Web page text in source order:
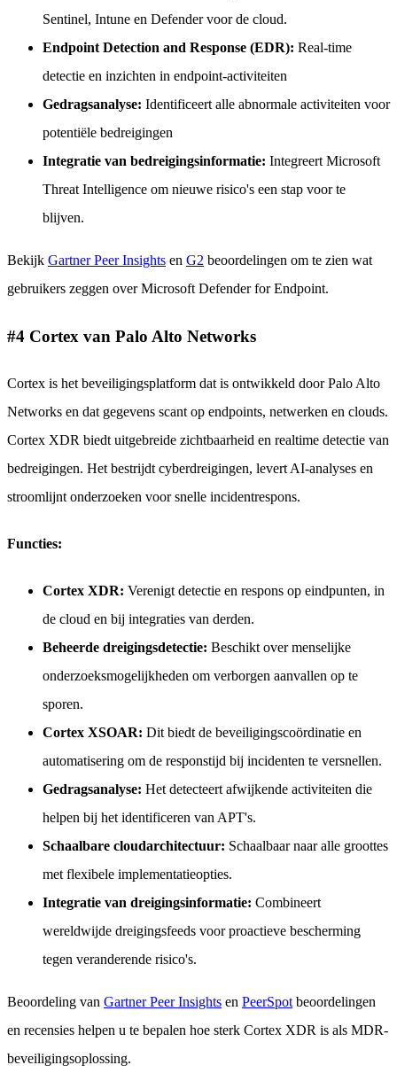
Sentinel, Intune en Defender voor de cloud.
Endpoint Detection and Response (EDR): Real-time
detectie en inzichten in endpoint-activiteiten
Gedragsanalyse: Identificeert alle abnormale activiteiten voor
potentiële bedreigingen
Integratie van bedreigingsinformatie: Integreert Microsoft
Threat Intelligence om nieuwe risico's een stap voor te
blijven.
Bekijk Gartner Peer Insights en G2 beoordelingen om te zien wat
gebruikers zeggen over Microsoft Defender for Endpoint.
#4 Cortex van Palo Alto Networks
Cortex is het beveiligingsplatform dat is ontwikkeld door Palo Alto
Networks en dat gegevens scant op endpoints, netwerken en clouds.
Cortex XDR biedt uitgebreide zichtbaarheid en realtime detectie van
bedreigingen. Het bestrijdt cyberdreigingen, levert AI-analyses en
stroomlijnt onderzoeken voor snelle incidentrespons.
Functies:
Cortex XDR: Verenigt detectie en respons op eindpunten, in
de cloud en bij integraties van derden.
Beheerde dreigingsdetectie: Beschikt over menselijke
onderzoeksmogelijkheden om verborgen aanvallen op te
sporen.
Cortex XSOAR: Dit biedt de beveiligingscoördinatie en
automatisering om de responstijd bij incidenten te versnellen.
Gedragsanalyse: Het detecteert afwijkende activiteiten die
helpen bij het identificeren van APT's.
Schaalbare cloudarchitectuur: Schaalbaar naar alle groottes
met flexibele implementatieopties.
Integratie van dreigingsinformatie: Combineert
wereldwijde dreigingsfeeds voor proactieve bescherming
tegen veranderende risico's.
Beoordeling van Gartner Peer Insights en PeerSpot beoordelingen
en recensies helpen u te bepalen hoe sterk Cortex XDR is als MDR-
beveiligingsoplossing.